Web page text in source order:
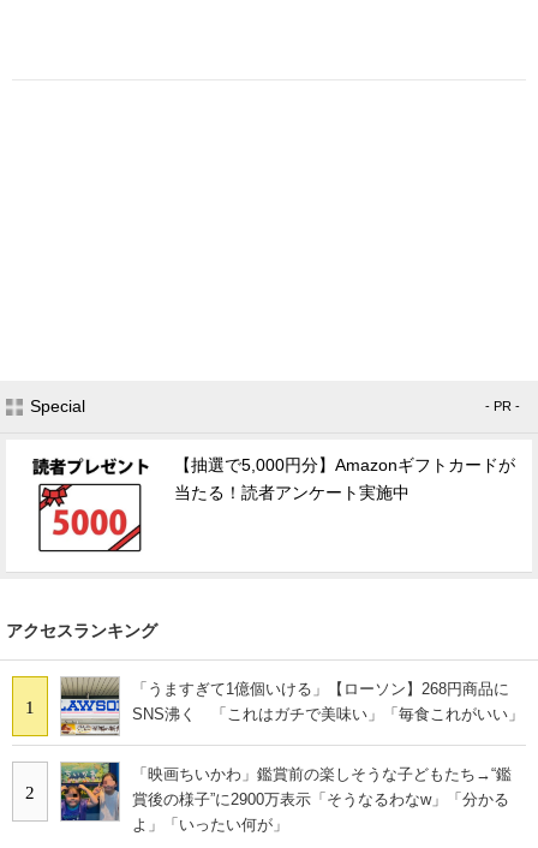
Special - PR -
【抽選で5,000円分】Amazonギフトカードが
当たる！読者アンケート実施中
アクセスランキング
1
「うますぎて1億個いける」【ローソン】268円商品に
SNS沸く 「これはガチで美味い」「毎食これがいい」
2
「映画ちいかわ」鑑賞前の楽しそうな子どもたち→“鑑
賞後の様子”に2900万表示「そうなるわなw」「分かる
よ」「いったい何が」